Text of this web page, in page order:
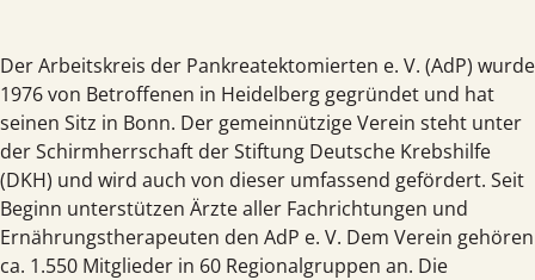
Der Arbeits­kreis der Pankrea­tekto­mierten e. V. (AdP) wurde
1976 von Betroffenen in Heidel­berg gegründet und hat
seinen Sitz in Bonn. Der gemein­nützige Verein steht unter
der Schirm­herrschaft der Stiftung Deutsche Krebshilfe
(DKH) und wird auch von dieser umfassend gefördert. Seit
Beginn unterstützen Ärzte aller Fachrichtungen und
Ernährungstherapeuten den AdP e. V. Dem Verein gehören
ca. 1.550 Mitglieder in 60 Regionalgruppen an. Die